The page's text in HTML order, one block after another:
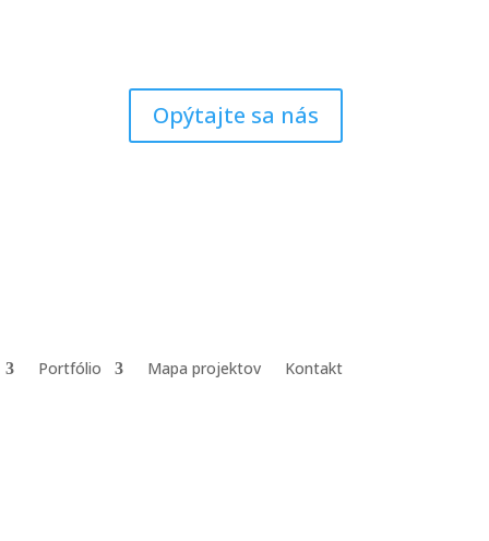
Opýtajte sa nás
Portfólio Mapa projektov Kontakt